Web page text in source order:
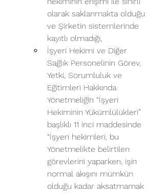
olarak saklanmakta olduğu
ve Şirketin sistemlerinde
kayıtlı olmadığı,
İşyeri Hekimi ve Diğer
Sağlık Personelinin Görev,
Yetki, Sorumluluk ve
Eğitimleri Hakkında
Yönetmeliğin “İşyeri
Hekiminin Yükümlülükleri”
başlıklı 11 inci maddesinde
“İşyeri hekimleri, bu
Yönetmelikte belirtilen
görevlerini yaparken, işin
normal akışını mümkün
olduğu kadar aksatmamak